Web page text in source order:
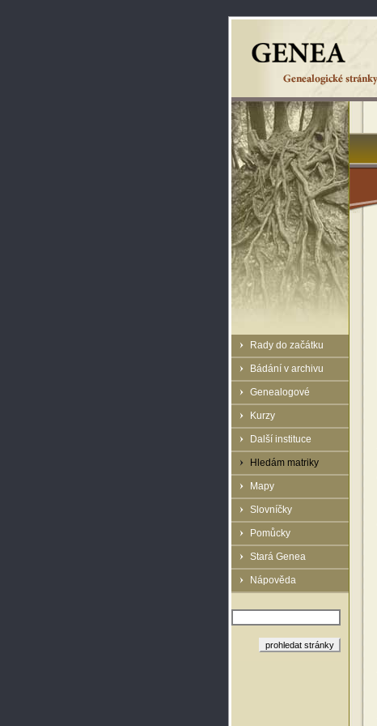
Rady do začátku
Bádání v archivu
Genealogové
Kurzy
Další instituce
Hledám matriky
Mapy
Slovníčky
Pomůcky
Stará Genea
Nápověda